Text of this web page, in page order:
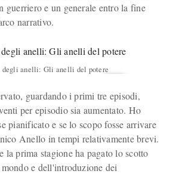
guerriero e un generale entro la fine
narrativo.
degli anelli: Gli anelli del potere
guardando i primi tre episodi,
per episodio sia aumentato. Ho
pianificato e se lo scopo fosse arrivare
Anello in tempi relativamente brevi.
la prima stagione ha pagato lo scotto
e dell'introduzione dei